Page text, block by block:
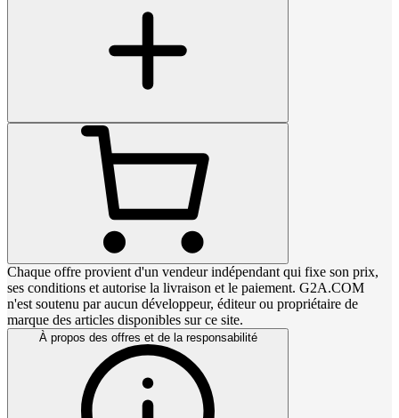
Chaque offre provient d'un vendeur indépendant qui fixe son prix,
ses conditions et autorise la livraison et le paiement. G2A.COM
n'est soutenu par aucun développeur, éditeur ou propriétaire de
marque des articles disponibles sur ce site.
À propos des offres et de la responsabilité